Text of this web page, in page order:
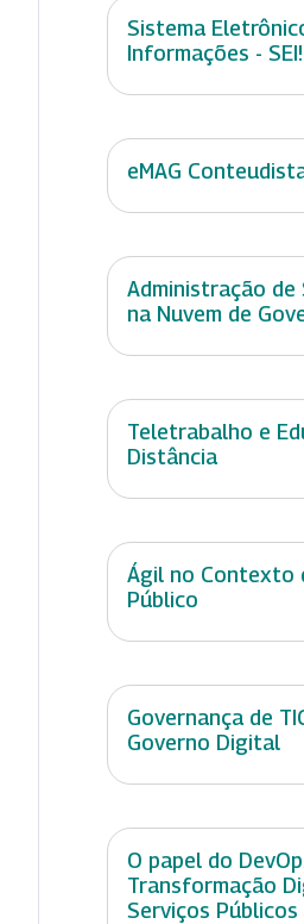
Sistema
Informações -
eMAG
Administração de
na Nuvem de
Teletrabalho e
Distância
Ágil no Contexto
Público
Governança de
Governo Digital
O papel do
Transformação
Serviços Públicos